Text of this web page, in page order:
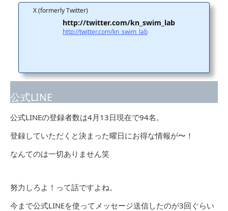
X (formerly Twitter)
http://twitter.com/kn_swim_lab
http://twitter.com/kn_swim_lab
公式LINE
公式LINEの登録者数は4月13日現在で94名。
登録していただくと決まった曜日にお得な情報が〜！
なんてのは一切ありません笑
努力しろよ！って話ですよね。
今まで公式LINEを使ってメッセージ送信したのが3回ぐらい